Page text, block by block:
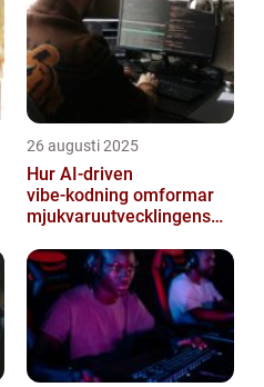
26 augusti 2025
Hur AI‑driven
vibe‑kodning omformar
mjukvaruutvecklingens